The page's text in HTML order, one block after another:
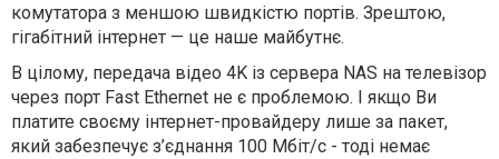
комутатора з меншою швидкістю портів. Зрештою,
гігабітний інтернет — це наше майбутнє.
В цілому, передача відео 4K із сервера NAS на телевізор
через порт Fast Ethernet не є проблемою. І якщо Ви
платите своєму інтернет-провайдеру лише за пакет,
який забезпечує з’єднання 100 Мбіт/с - тоді немає